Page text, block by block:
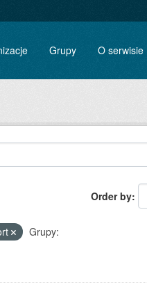
Grupy O serwisie
Order by
Grupy: